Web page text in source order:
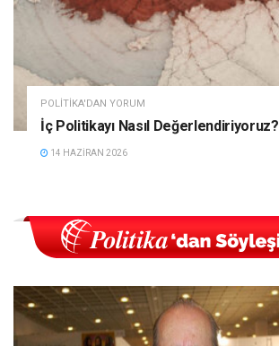
POLITIKA'DAN YORUM
İç Politikayı Nasıl Değerlendiriyoruz?
14 HAZIRAN 2026